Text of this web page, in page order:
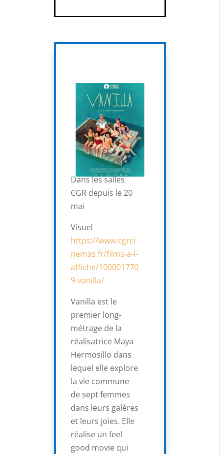
Dans les salles
CGR depuis le 20
mai
Visuel
https://www.cgrci
nemas.fr/films-a-l-
affiche/100001770
9-vanilla/
Vanilla est le
premier long-
métrage de la
réalisatrice Maya
Hermosillo dans
lequel elle explore
la vie commune
de sept femmes
dans leurs galères
et leurs joies. Elle
réalise un feel
good movie qui